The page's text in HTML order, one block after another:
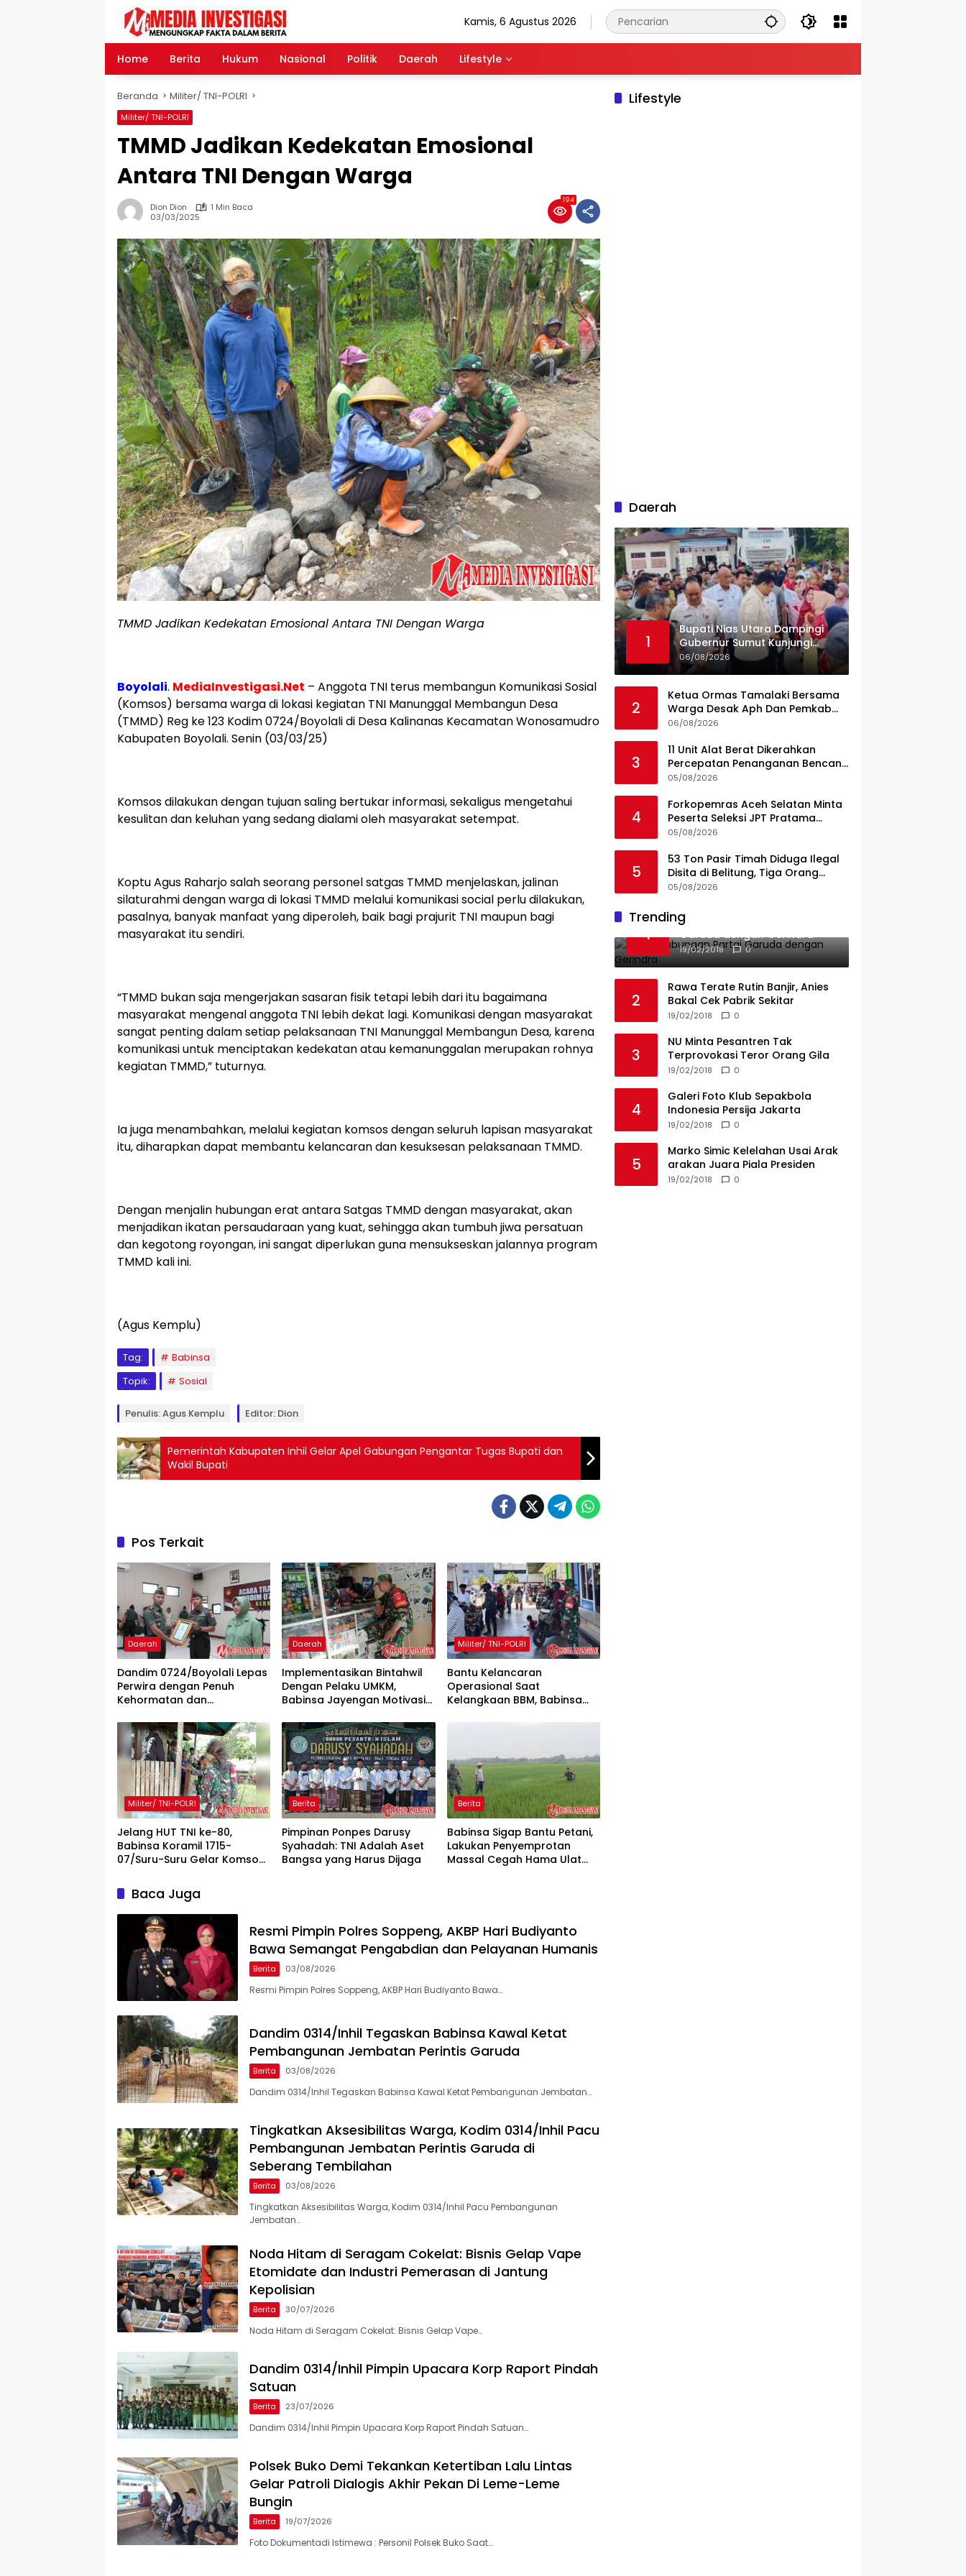
Kamis, 6 Agustus 2026
Home Berita Hukum Nasional Politik Daerah Lifestyle
Beranda Militer/ TNI-POLRI
Militer/ TNI-POLRI
TMMD Jadikan Kedekatan Emosional
Antara TNI Dengan Warga
Dion Dion
1 Min Baca
03/03/2025
194
TMMD Jadikan Kedekatan Emosional Antara TNI Dengan Warga
Boyolali. MediaInvestigasi.Net – Anggota TNI terus membangun Komunikasi Sosial
(Komsos) bersama warga di lokasi kegiatan TNI Manunggal Membangun Desa
(TMMD) Reg ke 123 Kodim 0724/Boyolali di Desa Kalinanas Kecamatan Wonosamudro
Kabupaten Boyolali. Senin (03/03/25)
Komsos dilakukan dengan tujuan saling bertukar informasi, sekaligus mengetahui
kesulitan dan keluhan yang sedang dialami oleh masyarakat setempat.
Koptu Agus Raharjo salah seorang personel satgas TMMD menjelaskan, jalinan
silaturahmi dengan warga di lokasi TMMD melalui komunikasi social perlu dilakukan,
pasalnya, banyak manfaat yang diperoleh, baik bagi prajurit TNI maupun bagi
masyarakat itu sendiri.
“TMMD bukan saja mengerjakan sasaran fisik tetapi lebih dari itu bagaimana
masyarakat mengenal anggota TNI lebih dekat lagi. Komunikasi dengan masyarakat
sangat penting dalam setiap pelaksanaan TNI Manunggal Membangun Desa, karena
komunikasi untuk menciptakan kedekatan atau kemanunggalan merupakan rohnya
kegiatan TMMD,” tuturnya.
Ia juga menambahkan, melalui kegiatan komsos dengan seluruh lapisan masyarakat
itu, diharapkan dapat membantu kelancaran dan kesuksesan pelaksanaan TMMD.
Dengan menjalin hubungan erat antara Satgas TMMD dengan masyarakat, akan
menjadikan ikatan persaudaraan yang kuat, sehingga akan tumbuh jiwa persatuan
dan kegotong royongan, ini sangat diperlukan guna mensukseskan jalannya program
TMMD kali ini.
(Agus Kemplu)
Tag:
Babinsa
Topik:
Sosial
Penulis: Agus Kemplu Editor: Dion
Pemerintah Kabupaten Inhil Gelar Apel Gabungan Pengantar Tugas Bupati dan
Wakil Bupati
Pos Terkait
Daerah
Dandim 0724/Boyolali Lepas
Perwira dengan Penuh
Kehormatan dan
Daerah
Implementasikan Bintahwil
Dengan Pelaku UMKM,
Babinsa Jayengan Motivasi
Militer/ TNI-POLRI
Bantu Kelancaran
Operasional Saat
Kelangkaan BBM, Babinsa
Militer/ TNI-POLRI
Jelang HUT TNI ke-80,
Babinsa Koramil 1715-
07/Suru-Suru Gelar Komsos
Berita
Pimpinan Ponpes Darusy
Syahadah: TNI Adalah Aset
Bangsa yang Harus Dijaga
Berita
Babinsa Sigap Bantu Petani,
Lakukan Penyemprotan
Massal Cegah Hama Ulat
Baca Juga
Resmi Pimpin Polres Soppeng, AKBP Hari Budiyanto
Bawa Semangat Pengabdian dan Pelayanan Humanis
Berita 03/08/2026
Resmi Pimpin Polres Soppeng, AKBP Hari Budiyanto Bawa…
Dandim 0314/Inhil Tegaskan Babinsa Kawal Ketat
Pembangunan Jembatan Perintis Garuda
Berita 03/08/2026
Dandim 0314/Inhil Tegaskan Babinsa Kawal Ketat Pembangunan Jembatan…
Tingkatkan Aksesibilitas Warga, Kodim 0314/Inhil Pacu
Pembangunan Jembatan Perintis Garuda di
Seberang Tembilahan
Berita 03/08/2026
Tingkatkan Aksesibilitas Warga, Kodim 0314/Inhil Pacu Pembangunan
Jembatan…
Noda Hitam di Seragam Cokelat: Bisnis Gelap Vape
Etomidate dan Industri Pemerasan di Jantung
Kepolisian
Berita 30/07/2026
Noda Hitam di Seragam Cokelat: Bisnis Gelap Vape…
Dandim 0314/Inhil Pimpin Upacara Korp Raport Pindah
Satuan
Berita 23/07/2026
Dandim 0314/Inhil Pimpin Upacara Korp Raport Pindah Satuan…
Polsek Buko Demi Tekankan Ketertiban Lalu Lintas
Gelar Patroli Dialogis Akhir Pekan Di Leme-Leme
Bungin
Berita 19/07/2026
Foto Dokumentadi Istimewa : Personil Polsek Buko Saat…
Lifestyle
Daerah
1
Bupati Nias Utara Dampingi
Gubernur Sumut Kunjungi
UPTD Puskesmas Lahewa
06/08/2026
2
Ketua Ormas Tamalaki Bersama
Warga Desak Aph Dan Pemkab
Konsel Tangkap Pelaku Angkut
PT KAP Melintas Jalan Umum
06/08/2026
3
11 Unit Alat Berat Dikerahkan
Percepatan Penanganan Bencana
di Kelurahan Sipange Kecamatan
05/08/2026
4
Forkopemras Aceh Selatan Minta
Peserta Seleksi JPT Pratama
Andalkan Kompetensi dan
05/08/2026
5
53 Ton Pasir Timah Diduga Ilegal
Disita di Belitung, Tiga Orang
Diamankan, Dua Masih Diburu
05/08/2026
Trending
1
Ini Dia Hubungan Partai
Garuda dengan Gerindra
19/02/2018 0
2
Rawa Terate Rutin Banjir, Anies
Bakal Cek Pabrik Sekitar
19/02/2018 0
3
NU Minta Pesantren Tak
Terprovokasi Teror Orang Gila
19/02/2018 0
4
Galeri Foto Klub Sepakbola
Indonesia Persija Jakarta
19/02/2018 0
5
Marko Simic Kelelahan Usai Arak
arakan Juara Piala Presiden
19/02/2018 0